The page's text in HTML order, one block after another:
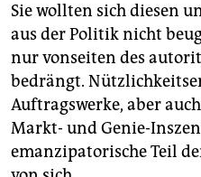
Sie wollten sich diesen
aus der Politik nicht
nur vonseiten des
bedrängt.
Auftragswerke, aber
Markt- und Genie-
emanzipatorische Teil